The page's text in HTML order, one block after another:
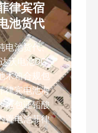
律宾宿
池货代
电池货代、
沃电池DG
木箱合规包
律宾电池海
危包证铅酸
置电池菲律